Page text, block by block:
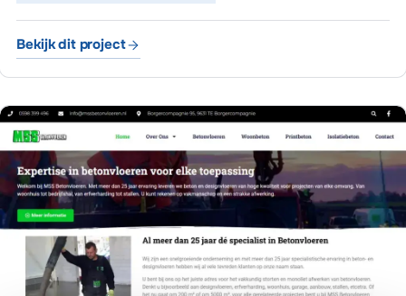
Bekijk dit project
KleurTotaal